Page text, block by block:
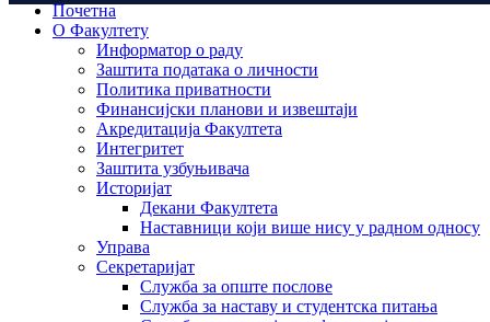
Почетна
О Факултету
Информатор о раду
Заштита података о личности
Политика приватности
Финансијски планови и извештаји
Акредитација Факултета
Интегритет
Заштита узбуњивача
Историјат
Декани Факултета
Наставници који више нису у радном односу
Управа
Секретаријат
Служба за опште послове
Служба за наставу и студентска питања